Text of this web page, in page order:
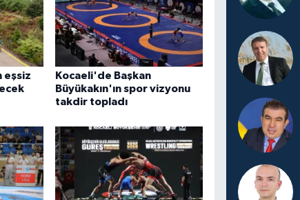
eşsiz
Kocaeli'de Başkan
Büyükakın'ın spor vizyonu
takdir topladı